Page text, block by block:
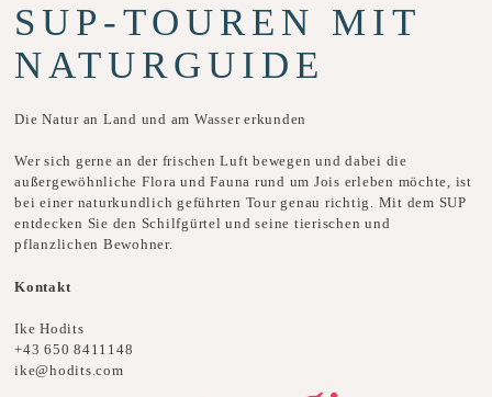
SUP-TOUREN MIT
NATURGUIDE
Die Natur an Land und am Wasser erkunden
Wer sich gerne an der frischen Luft bewegen und dabei die
außergewöhnliche Flora und Fauna rund um Jois erleben möchte, ist
bei einer naturkundlich geführten Tour genau richtig. Mit dem SUP
entdecken Sie den Schilfgürtel und seine tierischen und
pflanzlichen Bewohner.
Kontakt
Ike Hodits
+43 650 8411148
ike@hodits.com